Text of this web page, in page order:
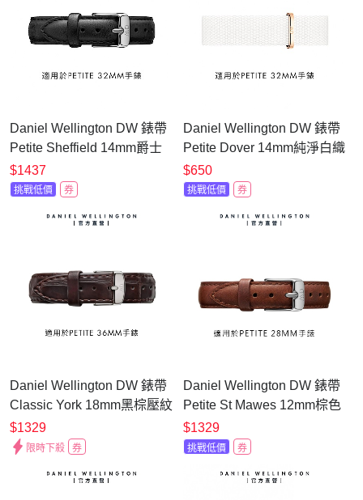
Daniel Wellington DW 錶帶
Petite Sheffield 14mm爵士
黑真皮錶帶-銀
DW00200150
$1437
挑戰低價 券
Daniel Wellington DW 錶帶
Petite Dover 14mm純淨白織
紋錶帶-玫瑰金
DW00200167
$650
挑戰低價 券
Daniel Wellington DW 錶帶
Classic York 18mm黑棕壓紋
真皮錶帶-銀 DW00200055
$1329
限時下殺 券
Daniel Wellington DW 錶帶
Petite St Mawes 12mm棕色
真皮錶帶-銀 DW00200190
$1329
挑戰低價 券